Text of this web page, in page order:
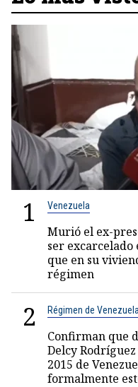
1 Venezuela
Murió el ex-
ser excarcelado
que en su
régimen
2 Régimen de Venezuela
Confirman que
Delcy
2015 de
formalmente